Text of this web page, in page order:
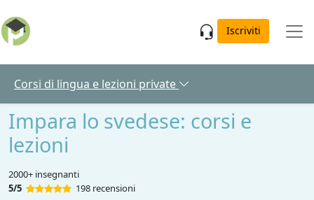
Iscriviti
Corsi di lingua e lezioni private
Impara lo svedese: corsi e
lezioni
2000+ insegnanti
5/5
198 recensioni